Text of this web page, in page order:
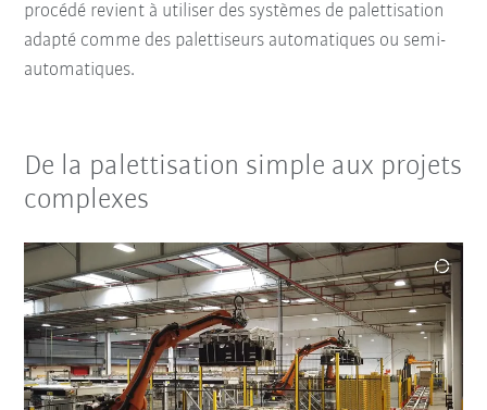
procédé revient à utiliser des systèmes de palettisation
adapté comme des palettiseurs automatiques ou semi-
automatiques.
De la palettisation simple aux projets
complexes